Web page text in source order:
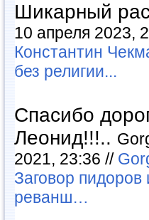
Шикарный
10 апреля 2023,
Константин
без религии...
Спасибо
Леонид!!!..
2021, 23:36 //
Заговор пидоров
реванш…